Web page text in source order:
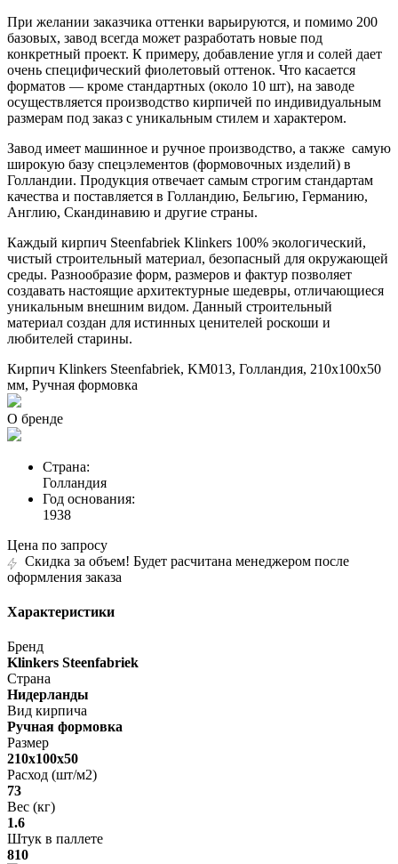
При желании заказчика оттенки варьируются, и помимо 200
базовых, завод всегда может разработать новые под
конкретный проект. К примеру, добавление угля и солей дает
очень специфический фиолетовый оттенок. Что касается
форматов — кроме стандартных (около 10 шт), на заводе
осуществляется производство кирпичей по индивидуальным
размерам под заказ с уникальным стилем и характером.
Завод имеет машинное и ручное производство, а также самую
широкую базу спецэлементов (формовочных изделий) в
Голландии. Продукция отвечает самым строгим стандартам
качества и поставляется в Голландию, Бельгию, Германию,
Англию, Скандинавию и другие страны.
Каждый кирпич Steenfabriek Klinkers 100% экологический,
чистый строительный материал, безопасный для окружающей
среды. Разнообразие форм, размеров и фактур позволяет
создавать настоящие архитектурные шедевры, отличающиеся
уникальным внешним видом. Данный строительный
материал создан для истинных ценителей роскоши и
любителей старины.
Кирпич Klinkers Steenfabriek, KM013, Голландия, 210х100х50
мм, Ручная формовка
О бренде
Страна:
Голландия
Год основания:
1938
Цена по запросу
Скидка за объем! Будет расчитана менеджером после
оформления заказа
Характеристики
Бренд
Klinkers Steenfabriek
Страна
Нидерланды
Вид кирпича
Ручная формовка
Размер
210х100х50
Расход (шт/м2)
73
Вес (кг)
1.6
Штук в паллете
810